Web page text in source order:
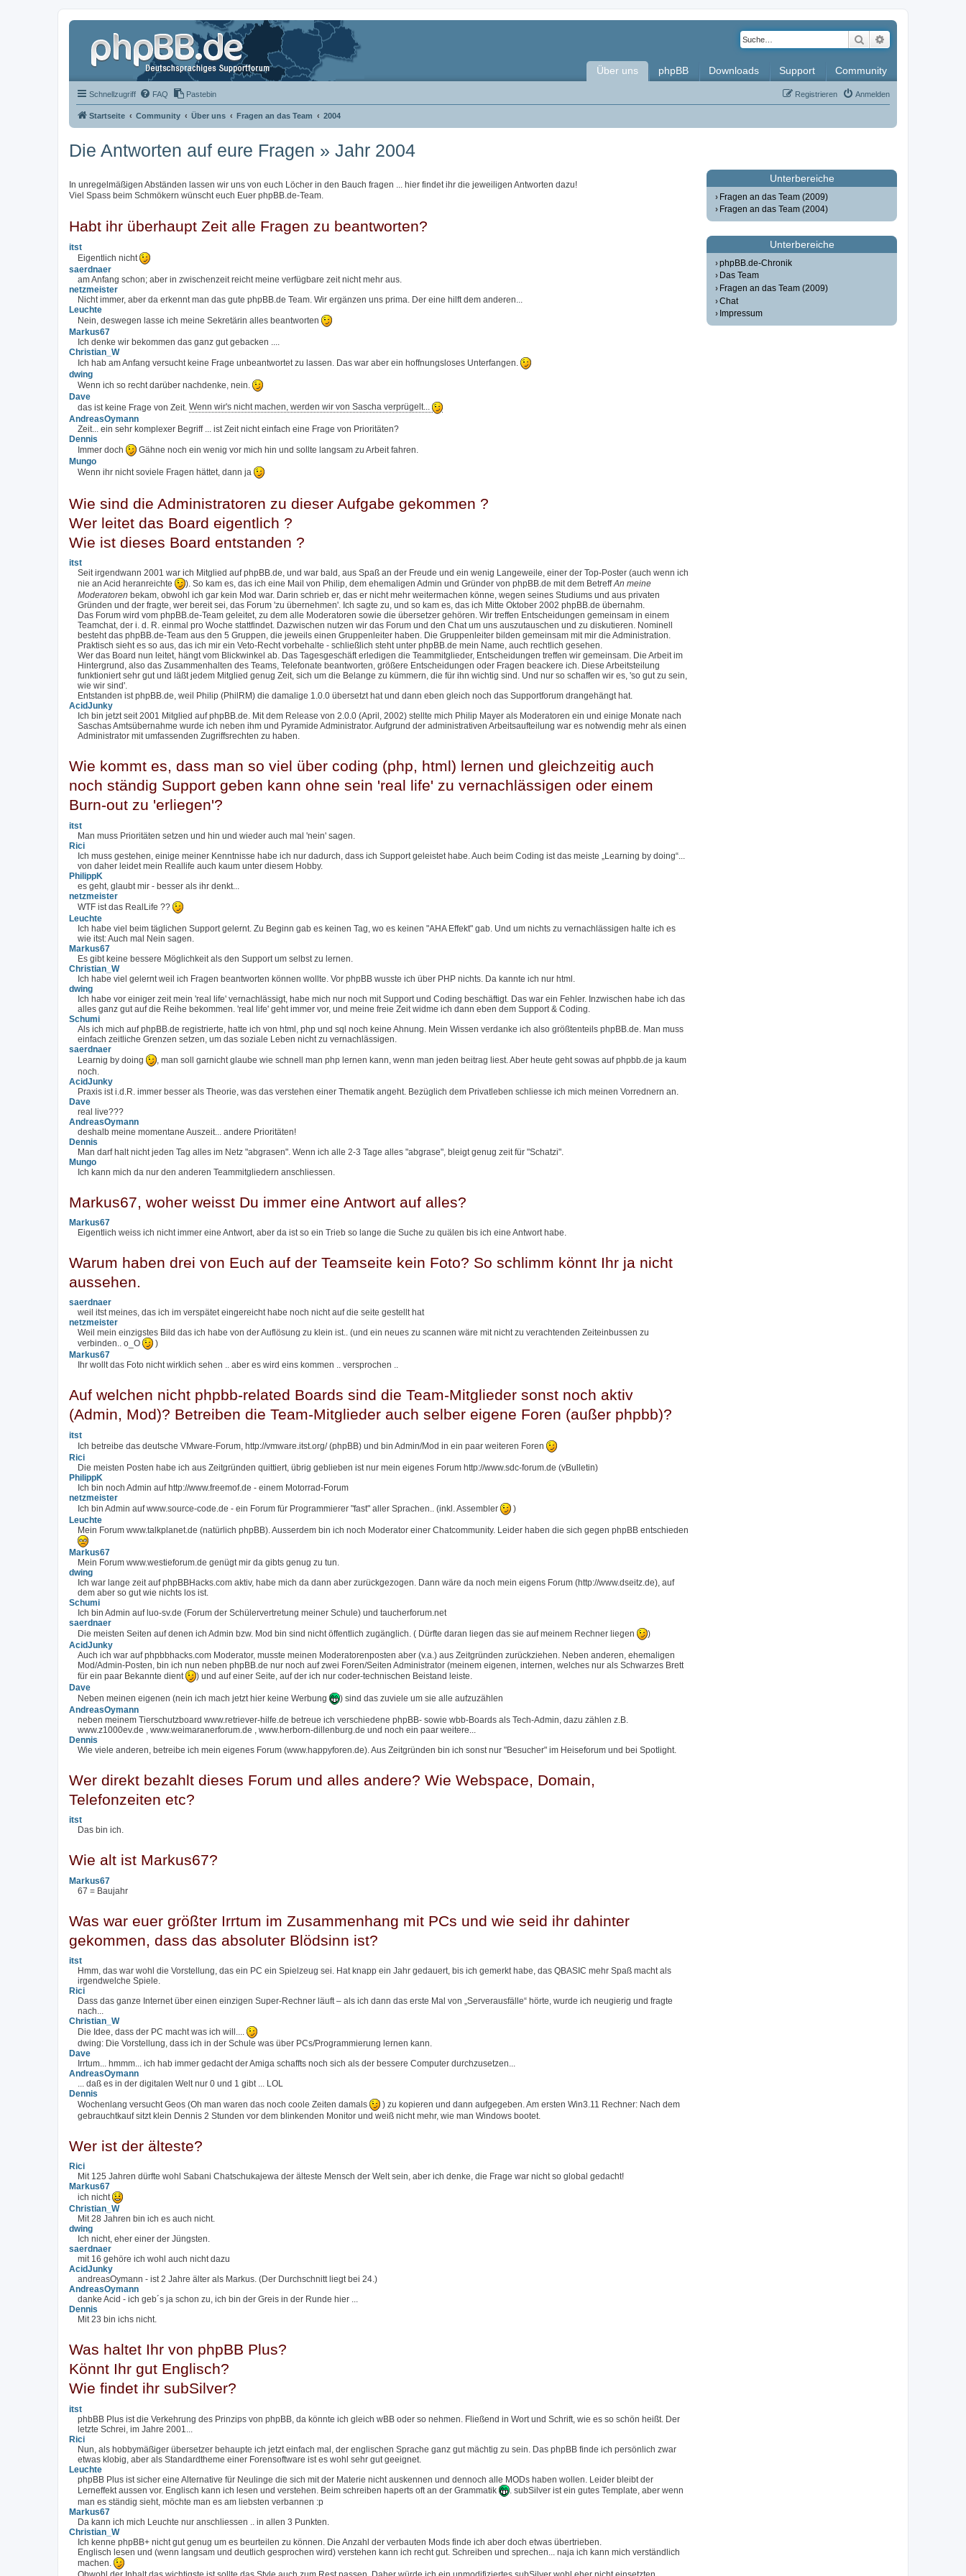
Suche
Über uns phpBB Downloads Support Community
Schnellzugriff FAQ Pastebin Anmelden
Registrieren
Startseite Community Über uns Fragen an das Team 2004
Die Antworten auf eure Fragen » Jahr 2004
In unregelmäßigen Abständen lassen wir uns von euch Löcher in den Bauch fragen ... hier findet ihr die jeweiligen Antworten dazu!
Viel Spass beim Schmökern wünscht euch Euer phpBB.de-Team.
Habt ihr überhaupt Zeit alle Fragen zu beantworten?
itst
Eigentlich nicht
saerdnaer
am Anfang schon; aber in zwischenzeit reicht meine verfügbare zeit nicht mehr aus.
netzmeister
Nicht immer, aber da erkennt man das gute phpBB.de Team. Wir ergänzen uns prima. Der eine hilft dem anderen...
Leuchte
Nein, deswegen lasse ich meine Sekretärin alles beantworten
Markus67
Ich denke wir bekommen das ganz gut gebacken ....
Christian_W
Ich hab am Anfang versucht keine Frage unbeantwortet zu lassen. Das war aber ein hoffnungsloses Unterfangen.
dwing
Wenn ich so recht darüber nachdenke, nein.
Dave
das ist keine Frage von Zeit. Wenn wir's nicht machen, werden wir von Sascha verprügelt...
AndreasOymann
Zeit... ein sehr komplexer Begriff ... ist Zeit nicht einfach eine Frage von Prioritäten?
Dennis
Immer doch
Gähne noch ein wenig vor mich hin und sollte langsam zu Arbeit fahren.
Mungo
Wenn ihr nicht soviele Fragen hättet, dann ja
Wie sind die Administratoren zu dieser Aufgabe gekommen ?
Wer leitet das Board eigentlich ?
Wie ist dieses Board entstanden ?
itst
Seit irgendwann 2001 war ich Mitglied auf phpBB.de, und war bald, aus Spaß an der Freude und ein wenig Langeweile, einer der Top-Poster (auch wenn ich
nie an Acid heranreichte
). So kam es, das ich eine Mail von Philip, dem ehemaligen Admin und Gründer von phpBB.de mit dem BetreffAn meine
Moderatoren bekam, obwohl ich gar kein Mod war. Darin schrieb er, das er nicht mehr weitermachen könne, wegen seines Studiums und aus privaten
Gründen und der fragte, wer bereit sei, das Forum 'zu übernehmen'. Ich sagte zu, und so kam es, das ich Mitte Oktober 2002 phpBB.de übernahm.
Das Forum wird vom phpBB.de-Team geleitet, zu dem alle Moderatoren sowie die übersetzer gehören. Wir treffen Entscheidungen gemeinsam in einem
Teamchat, der i. d. R. einmal pro Woche stattfindet. Dazwischen nutzen wir das Forum und den Chat um uns auszutauschen und zu diskutieren. Nominell
besteht das phpBB.de-Team aus den 5 Gruppen, die jeweils einen Gruppenleiter haben. Die Gruppenleiter bilden gemeinsam mit mir die Administration.
Praktisch sieht es so aus, das ich mir ein Veto-Recht vorbehalte - schließlich steht unter phpBB.de mein Name, auch rechtlich gesehen.
Wer das Board nun leitet, hängt vom Blickwinkel ab. Das Tagesgeschäft erledigen die Teammitglieder, Entscheidungen treffen wir gemeinsam. Die Arbeit im
Hintergrund, also das Zusammenhalten des Teams, Telefonate beantworten, größere Entscheidungen oder Fragen beackere ich. Diese Arbeitsteilung
funktioniert sehr gut und läßt jedem Mitglied genug Zeit, sich um die Belange zu kümmern, die für ihn wichtig sind. Und nur so schaffen wir es, 'so gut zu sein,
wie wir sind'.
Entstanden ist phpBB.de, weil Philip (PhilRM) die damalige 1.0.0 übersetzt hat und dann eben gleich noch das Supportforum drangehängt hat.
AcidJunky
Ich bin jetzt seit 2001 Mitglied auf phpBB.de. Mit dem Release von 2.0.0 (April, 2002) stellte mich Philip Mayer als Moderatoren ein und einige Monate nach
Saschas Amtsübernahme wurde ich neben ihm und Pyramide Administrator. Aufgrund der administrativen Arbeitsaufteilung war es notwendig mehr als einen
Administrator mit umfassenden Zugriffsrechten zu haben.
Wie kommt es, dass man so viel über coding (php, html) lernen und gleichzeitig auch
noch ständig Support geben kann ohne sein 'real life' zu vernachlässigen oder einem
Burn-out zu 'erliegen'?
itst
Man muss Prioritäten setzen und hin und wieder auch mal 'nein' sagen.
Rici
Ich muss gestehen, einige meiner Kenntnisse habe ich nur dadurch, dass ich Support geleistet habe. Auch beim Coding ist das meiste „Learning by doing“...
von daher leidet mein Reallife auch kaum unter diesem Hobby.
PhilippK
es geht, glaubt mir - besser als ihr denkt...
netzmeister
WTF ist das RealLife ??
Leuchte
Ich habe viel beim täglichen Support gelernt. Zu Beginn gab es keinen Tag, wo es keinen "AHA Effekt" gab. Und um nichts zu vernachlässigen halte ich es
wie itst: Auch mal Nein sagen.
Markus67
Es gibt keine bessere Möglichkeit als den Support um selbst zu lernen.
Christian_W
Ich habe viel gelernt weil ich Fragen beantworten können wollte. Vor phpBB wusste ich über PHP nichts. Da kannte ich nur html.
dwing
Ich habe vor einiger zeit mein 'real life' vernachlässigt, habe mich nur noch mit Support und Coding beschäftigt. Das war ein Fehler. Inzwischen habe ich das
alles ganz gut auf die Reihe bekommen. 'real life' geht immer vor, und meine freie Zeit widme ich dann eben dem Support & Coding.
Schumi
Als ich mich auf phpBB.de registrierte, hatte ich von html, php und sql noch keine Ahnung. Mein Wissen verdanke ich also größtenteils phpBB.de. Man muss
einfach zeitliche Grenzen setzen, um das soziale Leben nicht zu vernachlässigen.
saerdnaer
Learnig by doing
, man soll garnicht glaube wie schnell man php lernen kann, wenn man jeden beitrag liest. Aber heute geht sowas auf phpbb.de ja kaum
noch.
AcidJunky
Praxis ist i.d.R. immer besser als Theorie, was das verstehen einer Thematik angeht. Bezüglich dem Privatleben schliesse ich mich meinen Vorrednern an.
Dave
real live???
AndreasOymann
deshalb meine momentane Auszeit... andere Prioritäten!
Dennis
Man darf halt nicht jeden Tag alles im Netz "abgrasen". Wenn ich alle 2-3 Tage alles "abgrase", bleigt genug zeit für "Schatzi".
Mungo
Ich kann mich da nur den anderen Teammitgliedern anschliessen.
Markus67, woher weisst Du immer eine Antwort auf alles?
Markus67
Eigentlich weiss ich nicht immer eine Antwort, aber da ist so ein Trieb so lange die Suche zu quälen bis ich eine Antwort habe.
Warum haben drei von Euch auf der Teamseite kein Foto? So schlimm könnt Ihr ja nicht
aussehen.
saerdnaer
weil itst meines, das ich im verspätet eingereicht habe noch nicht auf die seite gestellt hat
netzmeister
Weil mein einzigstes Bild das ich habe von der Auflösung zu klein ist.. (und ein neues zu scannen wäre mit nicht zu verachtenden Zeiteinbussen zu
verbinden.. o_O
)
Markus67
Ihr wollt das Foto nicht wirklich sehen .. aber es wird eins kommen .. versprochen ..
Auf welchen nicht phpbb-related Boards sind die Team-Mitglieder sonst noch aktiv
(Admin, Mod)? Betreiben die Team-Mitglieder auch selber eigene Foren (außer phpbb)?
itst
Ich betreibe das deutsche VMware-Forum, http://vmware.itst.org/ (phpBB) und bin Admin/Mod in ein paar weiteren Foren
Rici
Die meisten Posten habe ich aus Zeitgründen quittiert, übrig geblieben ist nur mein eigenes Forum http://www.sdc-forum.de (vBulletin)
PhilippK
Ich bin noch Admin auf http://www.freemof.de - einem Motorrad-Forum
netzmeister
Ich bin Admin auf www.source-code.de - ein Forum für Programmierer "fast" aller Sprachen.. (inkl. Assembler
)
Leuchte
Mein Forum www.talkplanet.de (natürlich phpBB). Ausserdem bin ich noch Moderator einer Chatcommunity. Leider haben die sich gegen phpBB entschieden
Markus67
Mein Forum www.westieforum.de genügt mir da gibts genug zu tun.
dwing
Ich war lange zeit auf phpBBHacks.com aktiv, habe mich da dann aber zurückgezogen. Dann wäre da noch mein eigens Forum (http://www.dseitz.de), auf
dem aber so gut wie nichts los ist.
Schumi
Ich bin Admin auf luo-sv.de (Forum der Schülervertretung meiner Schule) und taucherforum.net
saerdnaer
Die meisten Seiten auf denen ich Admin bzw. Mod bin sind nicht öffentlich zugänglich. ( Dürfte daran liegen das sie auf meinem Rechner liegen
)
AcidJunky
Auch ich war auf phpbbhacks.com Moderator, musste meinen Moderatorenposten aber (v.a.) aus Zeitgründen zurückziehen. Neben anderen, ehemaligen
Mod/Admin-Posten, bin ich nun neben phpBB.de nur noch auf zwei Foren/Seiten Administrator (meinem eigenen, internen, welches nur als Schwarzes Brett
für ein paar Bekannte dient
) und auf einer Seite, auf der ich nur coder-technischen Beistand leiste.
Dave
Neben meinen eigenen (nein ich mach jetzt hier keine Werbung
) sind das zuviele um sie alle aufzuzählen
AndreasOymann
neben meinem Tierschutzboard www.retriever-hilfe.de betreue ich verschiedene phpBB- sowie wbb-Boards als Tech-Admin, dazu zählen z.B.
www.z1000ev.de , www.weimaranerforum.de , www.herborn-dillenburg.de und noch ein paar weitere...
Dennis
Wie viele anderen, betreibe ich mein eigenes Forum (www.happyforen.de). Aus Zeitgründen bin ich sonst nur "Besucher" im Heiseforum und bei Spotlight.
Wer direkt bezahlt dieses Forum und alles andere? Wie Webspace, Domain,
Telefonzeiten etc?
itst
Das bin ich.
Wie alt ist Markus67?
Markus67
67 = Baujahr
Was war euer größter Irrtum im Zusammenhang mit PCs und wie seid ihr dahinter
gekommen, dass das absoluter Blödsinn ist?
itst
Hmm, das war wohl die Vorstellung, das ein PC ein Spielzeug sei. Hat knapp ein Jahr gedauert, bis ich gemerkt habe, das QBASIC mehr Spaß macht als
irgendwelche Spiele.
Rici
Dass das ganze Internet über einen einzigen Super-Rechner läuft – als ich dann das erste Mal von „Serverausfälle“ hörte, wurde ich neugierig und fragte
nach...
Christian_W
Die Idee, dass der PC macht was ich will....
dwing: Die Vorstellung, dass ich in der Schule was über PCs/Programmierung lernen kann.
Dave
Irrtum... hmmm... ich hab immer gedacht der Amiga schaffts noch sich als der bessere Computer durchzusetzen...
AndreasOymann
... daß es in der digitalen Welt nur 0 und 1 gibt ... LOL
Dennis
Wochenlang versucht Geos (Oh man waren das noch coole Zeiten damals
) zu kopieren und dann aufgegeben. Am ersten Win3.11 Rechner: Nach dem
gebrauchtkauf sitzt klein Dennis 2 Stunden vor dem blinkenden Monitor und weiß nicht mehr, wie man Windows bootet.
Wer ist der älteste?
Rici
Mit 125 Jahren dürfte wohl Sabani Chatschukajewa der älteste Mensch der Welt sein, aber ich denke, die Frage war nicht so global gedacht!
Markus67
ich nicht
Christian_W
Mit 28 Jahren bin ich es auch nicht.
dwing
Ich nicht, eher einer der Jüngsten.
saerdnaer
mit 16 gehöre ich wohl auch nicht dazu
AcidJunky
andreasOymann - ist 2 Jahre älter als Markus. (Der Durchschnitt liegt bei 24.)
AndreasOymann
danke Acid - ich geb´s ja schon zu, ich bin der Greis in der Runde hier ...
Dennis
Mit 23 bin ichs nicht.
Was haltet Ihr von phpBB Plus?
Könnt Ihr gut Englisch?
Wie findet ihr subSilver?
itst
phbBB Plus ist die Verkehrung des Prinzips von phpBB, da könnte ich gleich wBB oder so nehmen. Fließend in Wort und Schrift, wie es so schön heißt. Der
letzte Schrei, im Jahre 2001...
Rici
Nun, als hobbymäßiger übersetzer behaupte ich jetzt einfach mal, der englischen Sprache ganz gut mächtig zu sein. Das phpBB finde ich persönlich zwar
etwas klobig, aber als Standardtheme einer Forensoftware ist es wohl sehr gut geeignet.
Leuchte
phpBB Plus ist sicher eine Alternative für Neulinge die sich mit der Materie nicht auskennen und dennoch alle MODs haben wollen. Leider bleibt der
Lerneffekt aussen vor. Englisch kann ich lesen und verstehen. Beim schreiben haperts oft an der Grammatik
. subSilver ist ein gutes Template, aber wenn
man es ständig sieht, möchte man es am liebsten verbannen :p
Markus67
Da kann ich mich Leuchte nur anschliessen .. in allen 3 Punkten.
Christian_W
Ich kenne phpBB+ nicht gut genug um es beurteilen zu können. Die Anzahl der verbauten Mods finde ich aber doch etwas übertrieben.
Englisch lesen und (wenn langsam und deutlich gesprochen wird) verstehen kann ich recht gut. Schreiben und sprechen... naja ich kann mich verständlich
machen.
Unterbereiche
Fragen an das Team (2009)
Fragen an das Team (2004)
Unterbereiche
phpBB.de-Chronik
Das Team
Fragen an das Team (2009)
Chat
Impressum